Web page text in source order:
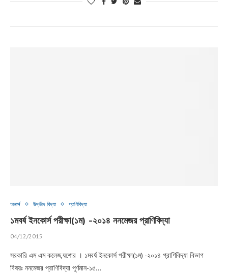
অনার্স উদ্ভীদ বিদ্যা প্রাণিবিদ্যা
১মবর্ষ ইনকোর্স পরীক্ষা(১ম) -২০১৪ ননমেজর প্রাণিবিদ্যা
04/12/2015
সরকারি এম এম কলেজ,যশোর । ১মবর্ষ ইনকোর্স পরীক্ষা(১ম) -২০১৪ প্রাণিবিদ্যা বিভাগ
বিষয়ঃ ননমেজর প্রাণিবিদ্যা পূর্ণমান-১৫…